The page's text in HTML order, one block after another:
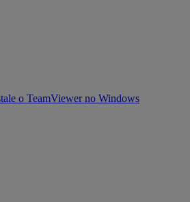
o TeamViewer no Windows